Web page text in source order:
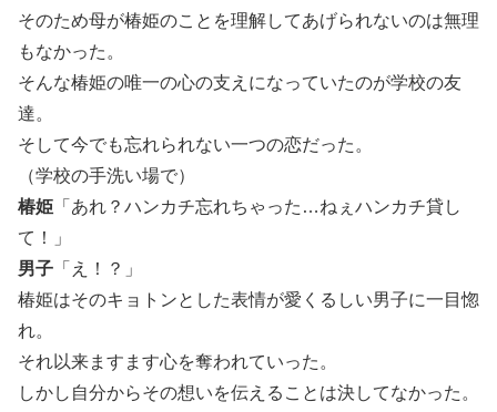
そのため母が椿姫のことを理解してあげられないのは無理
もなかった。
そんな椿姫の唯一の心の支えになっていたのが学校の友
達。
そして今でも忘れられない一つの恋だった。
（学校の手洗い場で）
椿姫 「あれ？ハンカチ忘れちゃった…ねぇハンカチ貸し
て！」
男子 「え！？」
椿姫はそのキョトンとした表情が愛くるしい男子に一目惚
れ。
それ以来ますます心を奪われていった。
しかし自分からその想いを伝えることは決してなかった。